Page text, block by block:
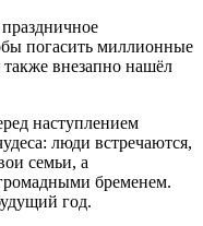
погасить миллионные
внезапно нашёл
наступлением
люди встречаются,
семьи, а
бременем.
год.